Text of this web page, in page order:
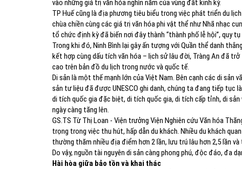
vào những giá trị văn hóa nghìn năm của vùng đất kinh kỳ.
TP Huế cũng là địa phương tiêu biểu trong việc phát triển du
chùa chiền cùng các giá trị văn hóa phi vật thể như Nhã nhạc
tổ chức định kỳ đã biến nơi đây thành “thành phố lễ hội”, quy
Trong khi đó, Ninh Bình lại gây ấn tượng với Quần thể danh
kết hợp cùng dấu tích văn hóa – lịch sử lâu đời, Tràng An đã
cao trên bản đồ du lịch trong nước và quốc tế.
Di sản là một thế mạnh lớn của Việt Nam. Bên cạnh các di sản
sản tư liệu đã được UNESCO ghi danh, chúng ta đang tiếp tục
di tích quốc gia đặc biệt, di tích quốc gia, di tích cấp tỉnh, di
ngày càng tăng lên.
GS.TS Từ Thị Loan - Viện trưởng Viện Nghiên cứu Văn hóa
trọng trong việc thu hút, hấp dẫn du khách. Nhiều du khách
thường thăm nhiều địa điểm hơn 2 lần, lưu trú lâu hơn 2,5 lần
Do vậy, nguồn tài nguyên di sản càng phong phú, độc đáo, đa
Hài hòa giữa bảo tồn và khai thác